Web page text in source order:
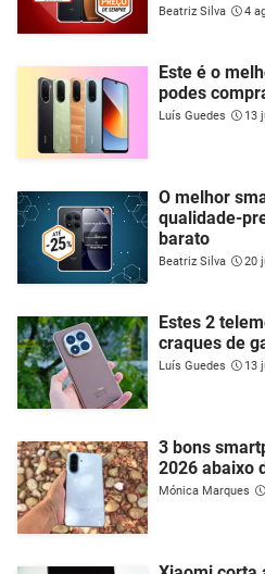
Beatriz Silva 4
Este é o
podes
Luís Guedes 13
O melhor
qualidade-
barato
Beatriz Silva 20
Estes 2
craques de
Luís Guedes 13
3 bons
2026 abaixo
Mónica Marques